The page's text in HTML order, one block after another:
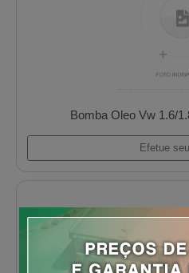
Bomba Oleo